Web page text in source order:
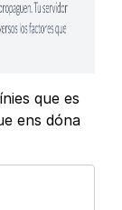
que es
ens dóna